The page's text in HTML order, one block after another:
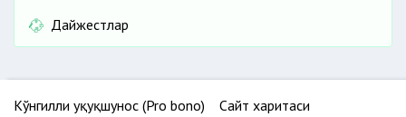
Дайжестлар
Кўнгилли ҳуқуқшунос (Pro bono)
Сайт харитаси